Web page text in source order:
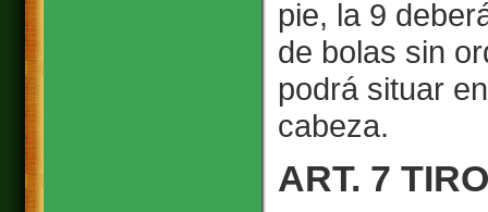
pie, la 9
de bolas sin
podrá situar
cabeza.
ART. 7